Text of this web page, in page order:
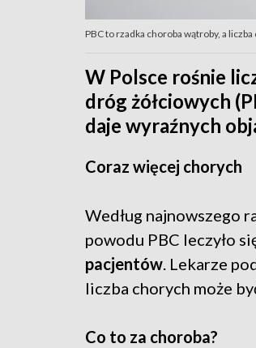
PBC to rzadka choroba wątroby, a
W Polsce rośnie
dróg żółciowych
daje wyraźnych
Coraz więcej chorych
Według najnowszego
powodu PBC leczyło
pacjentów. Lekarze
liczba chorych może
Co to za choroba?